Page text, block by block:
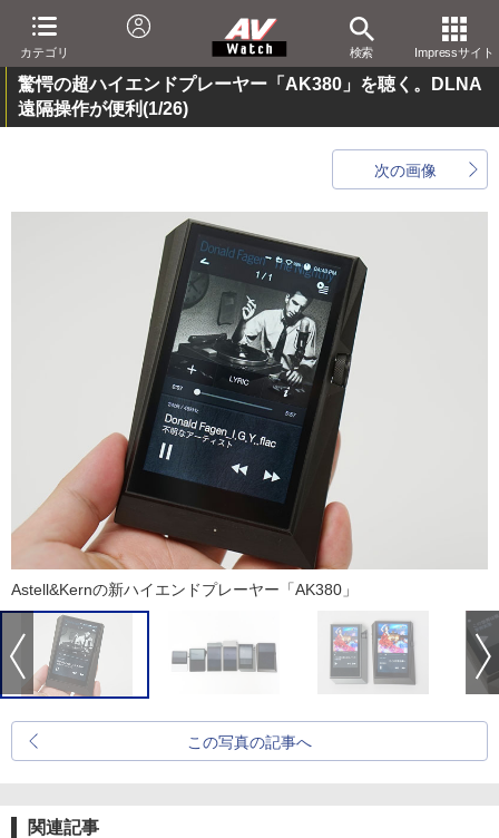
カテゴリ 検索 Impressサイト
驚愕の超ハイエンドプレーヤー「AK380」を聴く。DLNA
遠隔操作が便利(1/26)
次の画像
Astell&Kernの新ハイエンドプレーヤー「AK380」
この写真の記事へ
関連記事